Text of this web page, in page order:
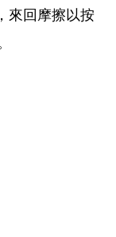
來回摩擦以按